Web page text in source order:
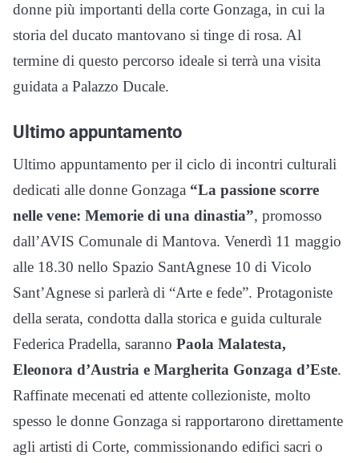
donne più importanti della corte Gonzaga, in cui la
storia del ducato mantovano si tinge di rosa. Al
termine di questo percorso ideale si terrà una visita
guidata a Palazzo Ducale.
Ultimo appuntamento
Ultimo appuntamento per il ciclo di incontri culturali
dedicati alle donne Gonzaga “La passione scorre
nelle vene: Memorie di una dinastia”, promosso
dall’AVIS Comunale di Mantova. Venerdì 11 maggio
alle 18.30 nello Spazio SantAgnese 10 di Vicolo
Sant’Agnese si parlerà di “Arte e fede”. Protagoniste
della serata, condotta dalla storica e guida culturale
Federica Pradella, saranno Paola Malatesta,
Eleonora d’Austria e Margherita Gonzaga d’Este.
Raffinate mecenati ed attente collezioniste, molto
spesso le donne Gonzaga si rapportarono direttamente
agli artisti di Corte, commissionando edifici sacri o